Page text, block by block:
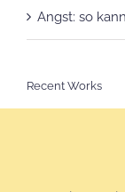
Angst: so
Recent Works